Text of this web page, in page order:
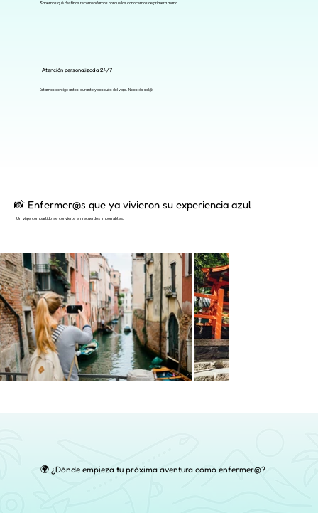
Sabemos qué destinos recomendamos porque los conocemos de primera mano.
Atención personalizada 24/7
Estamos contigo antes, durante y después del viaje. ¡No estás sol@!
🌍 ¿Dónde empieza tu próxima aventura como enfermer@?
📸 Enfermer@s que ya vivieron su experiencia azul
Un viaje compartido se convierte en recuerdos imborrables.